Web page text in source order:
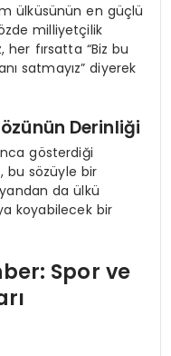
ülküsünün en güçlü
milliyetçilik
her fırsatta “Biz bu
satmayız” diyerek
Derinliği
gösterdiği
bu sözüyle bir
da ülkü
koyabilecek bir
Spor ve